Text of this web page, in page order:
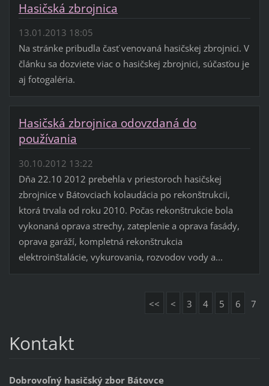
Hasičská zbrojnica
13.01.2013 18:05
Na stránke pribudla časť venovaná hasičskej zbrojnici. V
článku sa dozviete viac o hasičskej zbrojnici, súčasťou je
aj fotogaléria.
Hasičská zbrojnica odovzdaná do
používania
30.10.2012 13:22
Dňa 22.10 2012 prebehla v priestoroch hasičskej
zbrojnice v Bátovciach kolaudácia po rekonštrukcii,
ktorá trvala od roku 2010. Počas rekonštrukcie bola
vykonaná oprava strechy, zateplenie a oprava fasády,
oprava garáží, kompletná rekonštrukcia
elektroinštalácie, vykurovania, rozvodov vody a...
<< < 3 4 5 6 7
Kontakt
Dobrovoľný hasičský zbor Bátovce